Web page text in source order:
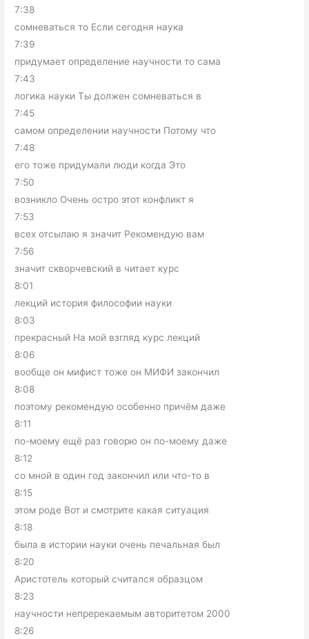
7:38
сомневаться то Если сегодня наука
7:39
придумает определение научности то сама
7:43
логика науки Ты должен сомневаться в
7:45
самом определении научности Потому что
7:48
его тоже придумали люди когда Это
7:50
возникло Очень остро этот конфликт я
7:53
всех отсылаю я значит Рекомендую вам
7:56
значит скворчевский в читает курс
8:01
лекций история философии науки
8:03
прекрасный На мой взгляд курс лекций
8:06
вообще он мифист тоже он МИФИ закончил
8:08
поэтому рекомендую особенно причём даже
8:11
по-моему ещё раз говорю он по-моему даже
8:12
со мной в один год закончил или что-то в
8:15
этом роде Вот и смотрите какая ситуация
8:18
была в истории науки очень печальная был
8:20
Аристотель который считался образцом
8:23
научности непререкаемым авторитетом 2000
8:26